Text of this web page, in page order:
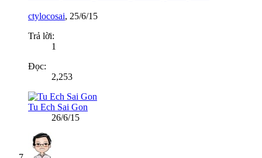
ctylocosai, 25/6/15
Trả lời:
1
Đọc:
2,253
Tu Ech Sai Gon
26/6/15